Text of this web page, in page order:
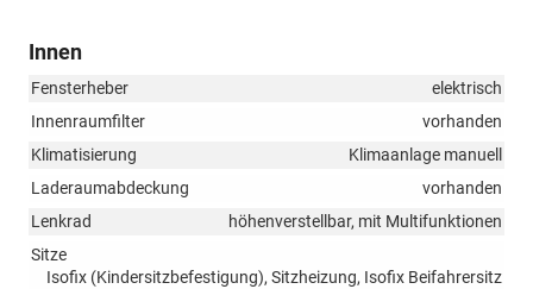
Innen
Fensterheber
elektrisch
Innenraumfilter
vorhanden
Klimatisierung
Klimaanlage manuell
Laderaumabdeckung
vorhanden
Lenkrad
höhenverstellbar, mit Multifunktionen
Sitze
Isofix (Kindersitzbefestigung), Sitzheizung, Isofix Beifahrersitz